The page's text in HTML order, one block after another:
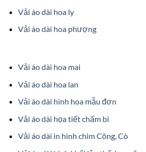
Vải áo dài hoa ly
Vải áo dài hoa phượng
Vải áo dài hoa mai
Vải áo dài hoa lan
Vải áo dài hình hoa mẫu đơn
Vải áo dài họa tiết chấm bi
Vải áo dài in hình chim Công, Cò